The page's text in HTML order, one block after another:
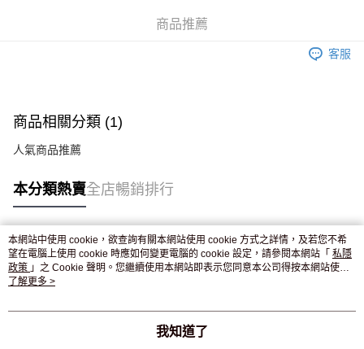
付款後門市自取，訂單確認後2-4個工作天到店，7天內取。逾期後
商品推薦
客服
商品相關分類 (1)
人氣商品推薦
本分類熱賣全店暢銷排行
熱門標籤
熱銷排行
本網站中使用 cookie，欲查詢有關本網站使用 cookie 方式之詳情，及若您不希
望在電腦上使用 cookie 時應如何變更電腦的 cookie 設定，請參閱本網站「 私隱
政策 」之 Cookie 聲明。您繼續使用本網站即表示您同意本公司得按本網站使用
條款之 Cookie 聲明使用 cookie。
了解更多 >
我知道了